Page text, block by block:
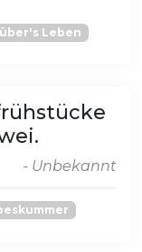
Leben
- Unbekannt